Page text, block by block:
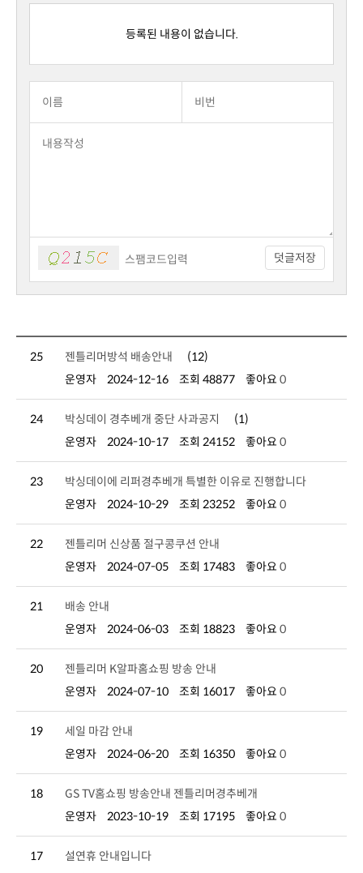
등록된 내용이 없습니다.
덧글저장
25 젠틀리머방석 배송안내
(12)
운영자
2024-12-16 조회 48877 좋아요 0
24 박싱데이 경추베개 중단 사과공지
(1)
운영자
2024-10-17 조회 24152 좋아요 0
23
박싱데이에 리퍼경추베개 특별한 이유로 진행합니다
운영자
2024-10-29 조회 23252 좋아요 0
22
젠틀리머 신상품 절구콩쿠션 안내
운영자
2024-07-05 조회 17483 좋아요 0
21
배송 안내
운영자
2024-06-03 조회 18823 좋아요 0
20
젠틀리머 K알파홈쇼핑 방송 안내
운영자
2024-07-10 조회 16017 좋아요 0
19
세일 마감 안내
운영자
2024-06-20 조회 16350 좋아요 0
18
GS TV홈쇼핑 방송안내 젠틀리머경추베개
운영자
2023-10-19 조회 17195 좋아요 0
17
설연휴 안내입니다